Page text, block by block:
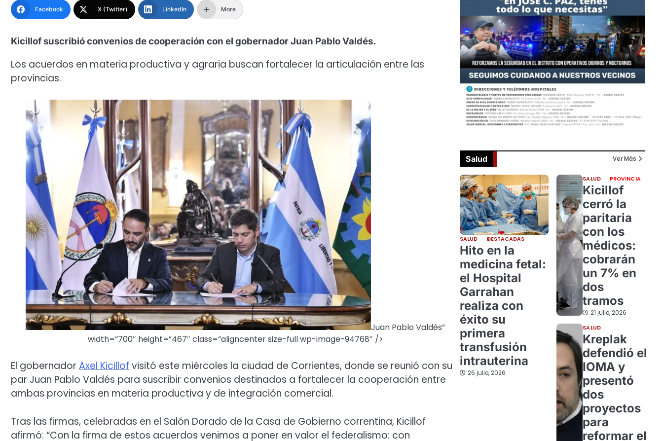
Facebook X (Twitter) LinkedIn More
Kicillof suscribió convenios de cooperación con el gobernador Juan Pablo Valdés.
Los acuerdos en materia productiva y agraria buscan fortalecer la articulación entre las
provincias.
Juan Pablo Valdés”
width=”700″ height=”467″ class=”aligncenter size-full wp-image-94768″ />
El gobernador Axel Kicillof visitó este miércoles la ciudad de Corrientes, donde se reunió con su
par Juan Pablo Valdés para suscribir convenios destinados a fortalecer la cooperación entre
ambas provincias en materia productiva y de integración comercial.
Tras las firmas, celebradas en el Salón Dorado de la Casa de Gobierno correntina, Kicillof
afirmó: “Con la firma de estos acuerdos venimos a poner en valor el federalismo: con
Salud Ver Más
SALUD DESTACADAS
Hito en la
medicina fetal:
el Hospital
Garrahan
realiza con
éxito su
primera
transfusión
intrauterina
26 julio, 2026
SALUD PROVINCIA
Kicillof
cerró la
paritaria
con los
médicos:
cobrarán
un 7% en
dos
tramos
21 julio, 2026
SALUD
Kreplak
defendió el
IOMA y
presentó
dos
proyectos
para
reformar el